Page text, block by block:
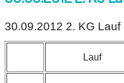
30.09.2012 2. KG Lauf
Lauf